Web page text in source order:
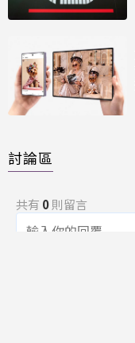
討論區
共有 0則留言